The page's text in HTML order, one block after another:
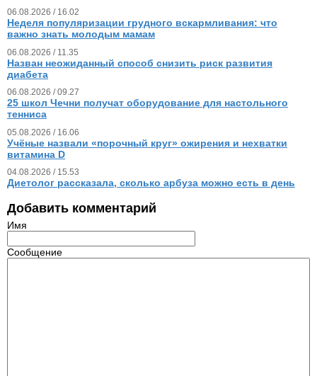
06.08.2026 / 16.02
Неделя популяризации грудного вскармливания: что
важно знать молодым мамам
06.08.2026 / 11.35
Назван неожиданный способ снизить риск развития
диабета
06.08.2026 / 09.27
25 школ Чечни получат оборудование для настольного
тенниса
05.08.2026 / 16.06
Учёные назвали «порочный круг» ожирения и нехватки
витамина D
04.08.2026 / 15.53
Диетолог рассказала, сколько арбуза можно есть в день
Добавить комментарий
Имя
Сообщение